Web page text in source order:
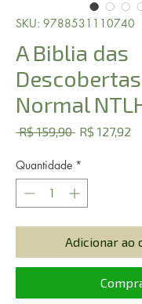
SKU: 9788531110740
A Biblia das
Normal
R$ 159,90 Preço
R$ 127,92
Quantidade *
Adicionar ao